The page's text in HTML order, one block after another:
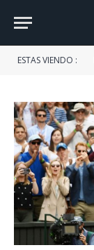
ESTAS VIENDO :